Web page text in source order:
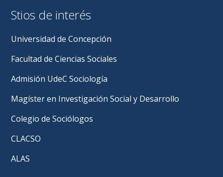
Stios de interés
Universidad de Concepción
Facultad de Ciencias Sociales
Admisión UdeC Sociología
Magíster en Investigación Social y Desarrollo
Colegio de Sociólogos
CLACSO
ALAS